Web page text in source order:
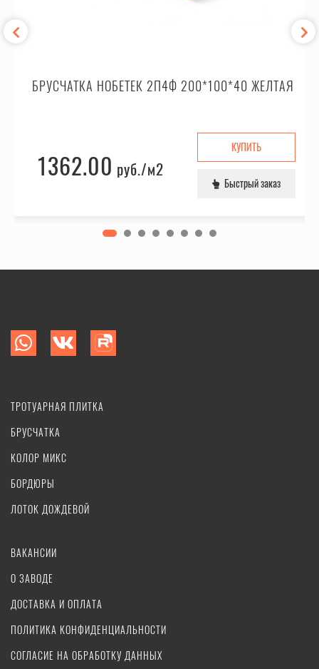
БРУСЧАТКА НОБЕТЕК 2П4Ф 200*100*40 ЖЕЛТАЯ
1362.00 руб./м2
КУПИТЬ
Быстрый заказ
ТРОТУАРНАЯ ПЛИТКА
БРУСЧАТКА
КОЛОР МИКС
БОРДЮРЫ
ЛОТОК ДОЖДЕВОЙ
ВАКАНСИИ
О ЗАВОДЕ
ДОСТАВКА И ОПЛАТА
ПОЛИТИКА КОНФИДЕНЦИАЛЬНОСТИ
СОГЛАСИЕ НА ОБРАБОТКУ ДАННЫХ